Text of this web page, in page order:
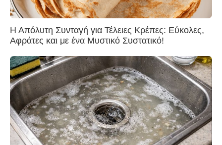
Η Απόλυτη Συνταγή για Τέλειες Κρέπες: Εύκολες,
Αφράτες και με ένα Μυστικό Συστατικό!